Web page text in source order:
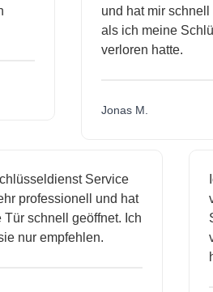
und hat mir
als ich meine
verloren hatte.
Jonas M.
Service
professionell und hat
schnell geöffnet. Ich
nur empfehlen.